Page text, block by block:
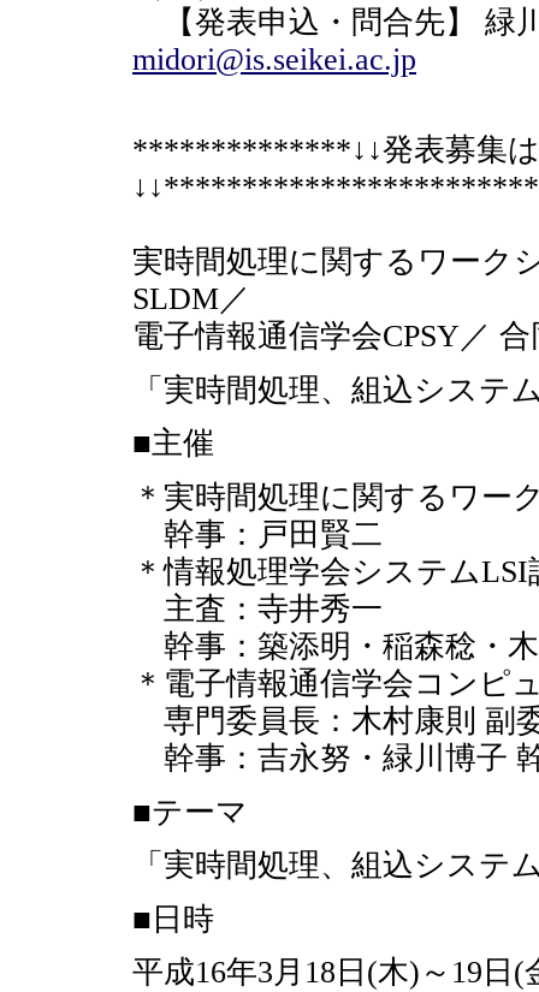
【発表申込・問合先】 緑
midori@is.seikei.ac.jp
**************↓↓発表募集は
実時間処理に関するワーク
SLDM／
電子情報通信学会CPSY／
「実時間処理、組込システ
■主催
＊実時間処理に関するワー
幹事：戸田賢二
＊情報処理学会システム
主査：寺井秀一
幹事：築添明・稲森稔・
＊電子情報通信学会コンピ
専門委員長：木村康則 副
幹事：吉永努・緑川博子
■テーマ
「実時間処理、組込システ
■日時
平成16年3月18日(木)～19日(